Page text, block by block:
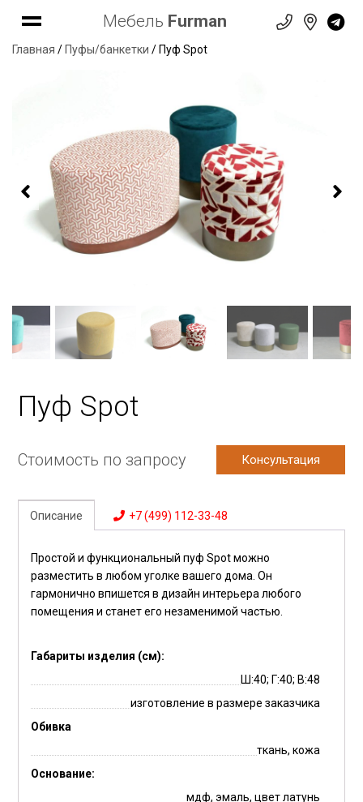
Мебель Furman
Главная / Пуфы/банкетки / Пуф Spot
Пуф Spot
Стоимость по запросу Консультация
Описание +7 (499) 112-33-48
Простой и функциональный пуф Spot можно
разместить в любом уголке вашего дома. Он
гармонично впишется в дизайн интерьера любого
помещения и станет его незаменимой частью.
Габариты изделия (см):
Ш:40; Г:40; В:48
изготовление в размере заказчика
Обивка
ткань, кожа
Основание:
мдф, эмаль, цвет латунь